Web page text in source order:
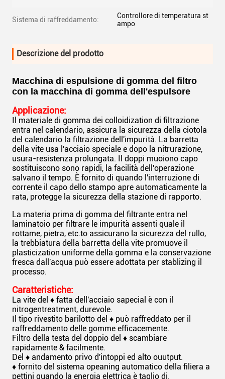
Sistema di raffreddamento:
Controllore di temperatura st
ampo
Descrizione del prodotto
Macchina di espulsione di gomma del filtro
con la macchina di gomma dell'espulsore
Applicazione:
Il materiale di gomma dei colloidization di filtrazione
entra nel calendario, assicura la sicurezza della ciotola
del calendario la filtrazione dell'impurità. La barretta
della vite usa l'acciaio speciale e dopo la nitrurazione,
usura-resistenza prolungata. Il doppi muoiono capo
sostituiscono sono rapidi, la facilità dell'operazione
salvano il tempo. È fornito di quando l'interruzione di
corrente il capo dello stampo apre automaticamente la
rata, protegge la sicurezza della stazione di rapporto.
La materia prima di gomma del filtrante entra nel
laminatoio per filtrare le impurità assenti quale il
rottame, pietra, etc.to assicurano la sicurezza del rullo,
la trebbiatura della barretta della vite promuove il
plasticization uniforme della gomma e la conservazione
fresca dall'acqua può essere adottata per stablizing il
processo.
Caratteristiche:
La vite del ♦ fatta dell'acciaio sapecial è con il
nitrogentreatment, durevole.
Il tipo rivestito barilotto del ♦ può raffreddato per il
raffreddamento delle gomme efficacemente.
Filtro della testa del doppio del ♦ scambiare
rapidamente & facilmente.
Del ♦ andamento privo d'intoppi ed alto ouutput.
♦ fornito del sistema opeaning automatico della filiera a
pettini quando la energia elettrica è taglio di.